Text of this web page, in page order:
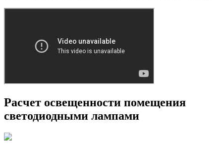
Расчет освещенности помещения
светодиодными лампами